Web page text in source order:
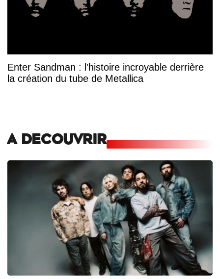
Enter Sandman : l'histoire incroyable derrière
la création du tube de Metallica
A DECOUVRIR